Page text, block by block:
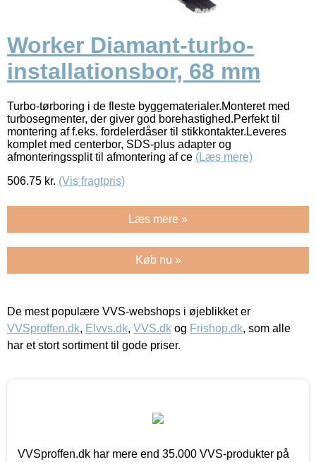
Worker Diamant-turbo-
installationsbor, 68 mm
Turbo-tørboring i de fleste byggematerialer.Monteret med
turbosegmenter, der giver god borehastighed.Perfekt til
montering af f.eks. fordelerdåser til stikkontakter.Leveres
komplet med centerbor, SDS-plus adapter og
afmonteringssplit til afmontering af ce (Læs mere)
506.75 kr. (Vis fragtpris)
Læs mere »
Køb nu »
De mest populære VVS-webshops i øjeblikket er
VVSproffen.dk, Elvvs.dk, VVS.dk og Frishop.dk, som alle
har et stort sortiment til gode priser.
VVSproffen.dk har mere end 35.000 VVS-produkter på